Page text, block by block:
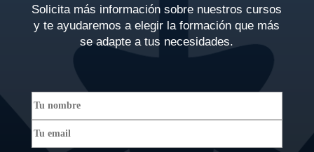
Solicita más información sobre nuestros cursos
y te ayudaremos a elegir la formación que más
se adapte a tus necesidades.